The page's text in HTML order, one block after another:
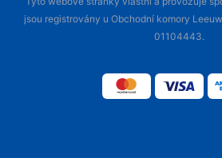
jsou registrovány u Obchodní komory
01104443.